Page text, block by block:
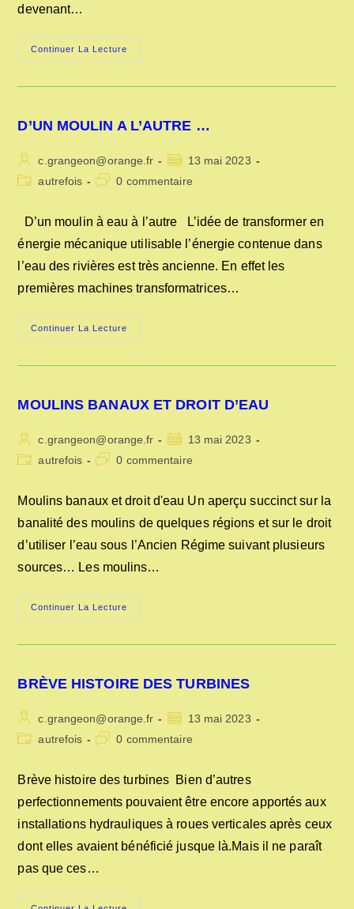
devenant…
Continuer La Lecture
LOCOMOBILES
D’UN MOULIN A L’AUTRE …
Auteur/autrice
de
c.grangeon@orange.fr
Publication
publiée :
13 mai 2023
Postautrefois
Commentaires
la
publication :
0 commentaire
D’un moulin à eau à l’autre L’idée de transformer en
énergie mécanique utilisable l’énergie contenue dans
l’eau des rivières est très ancienne. En effet les
premières machines transformatrices…
Continuer La Lecture
MOULIN
MOULINS BANAUX ET DROIT D’EAU
Auteur/autrice
de
c.grangeon@orange.fr
Publication
publiée :
13 mai 2023
Postautrefois
Commentaires
publication :
0 commentaire
Moulins banaux et droit d'eau Un aperçu succinct sur la
banalité des moulins de quelques régions et sur le droit
d’utiliser l’eau sous l’Ancien Régime suivant plusieurs
sources… Les moulins…
Continuer La Lecture
BANAUX
BRÈVE HISTOIRE DES TURBINES
Auteur/autrice
de
c.grangeon@orange.fr
Publication
publiée :
13 mai 2023
Postautrefois
Commentaires
publication :
0 commentaire
Brève histoire des turbines Bien d’autres
perfectionnements pouvaient être encore apportés aux
installations hydrauliques à roues verticales après ceux
dont elles avaient bénéficié jusque là.Mais il ne paraît
pas que ces…